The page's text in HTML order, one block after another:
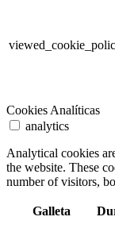
Cookies Analíticas
analytics
Analytical cookies
the website. These
number of visitors,
Galleta